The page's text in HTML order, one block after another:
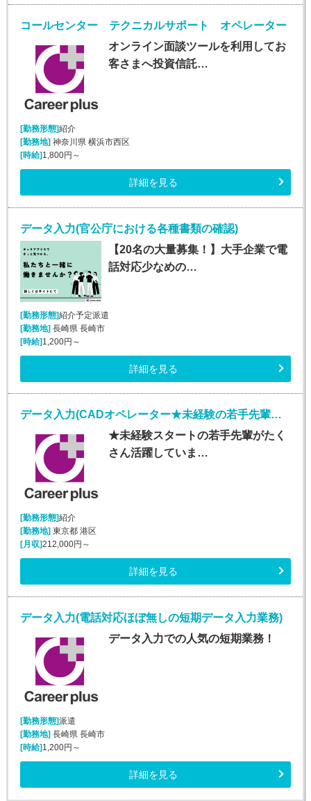
コールセンター テクニカルサポート オペレーター
オンライン面談ツールを利用してお
客さまへ投資信託…
[勤務形態]紹介
[勤務地]神奈川県 横浜市西区
[時給]1,800円～
詳細を見る
データ入力(官公庁における各種書類の確認)
【20名の大量募集！】大手企業で電
話対応少なめの…
[勤務形態]紹介予定派遣
[勤務地]長崎県 長崎市
[時給]1,200円～
詳細を見る
データ入力(CADオペレーター★未経験の若手先輩活躍中★)
★未経験スタートの若手先輩がたく
さん活躍していま…
[勤務形態]紹介
[勤務地] 東京都 港区
[月収]212,000円～
詳細を見る
データ入力(電話対応ほぼ無しの短期データ入力業務)
データ入力での人気の短期業務！
[勤務形態]派遣
[勤務地] 長崎県 長崎市
[時給] 1,200円～
詳細を見る